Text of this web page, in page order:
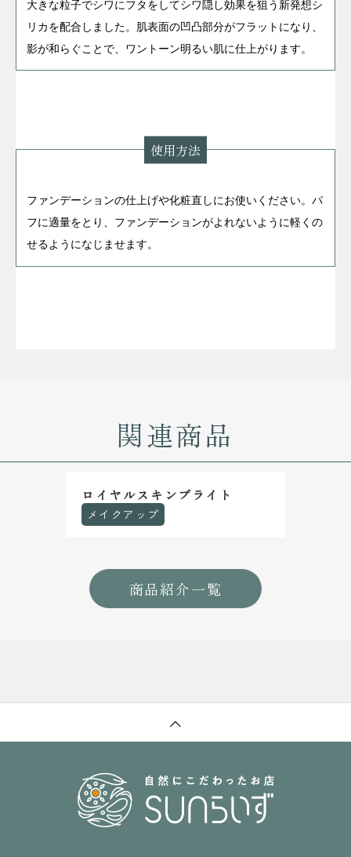
大きな粒子でシワにフタをしてシワ隠し効果を狙う新発想シ
リカを配合しました。肌表面の凹凸部分がフラットになり、
影が和らぐことで、ワントーン明るい肌に仕上がります。
使用方法
ファンデーションの仕上げや化粧直しにお使いください。パ
フに適量をとり、ファンデーションがよれないように軽くの
せるようになじませます。
関連商品
ロイヤルスキンブライト
メイクアップ
商品紹介一覧